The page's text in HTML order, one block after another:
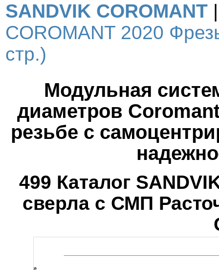
SANDVIK COROMANT
COROMANT 2020
стр.)
Модульная
диаметров
резьбе с
499 Каталог
сверла с СМП